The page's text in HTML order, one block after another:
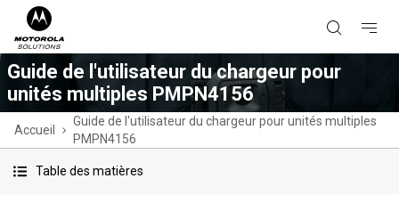
Guide de l'utilisateur du chargeur pour
unités multiples PMPN4156
Accueil
Guide de l'utilisateur du chargeur pour unités multiples
PMPN4156
Table des matières